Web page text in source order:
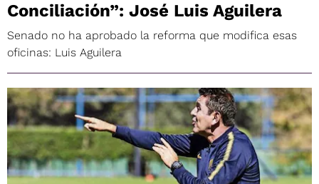
Conciliación”: José Luis Aguilera
Senado no ha aprobado la reforma que modifica esas
oficinas: Luis Aguilera